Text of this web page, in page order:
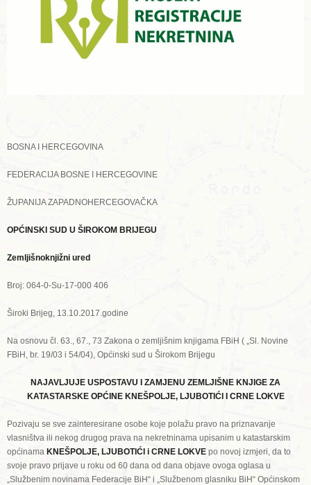
BOSNA I HERCEGOVINA
FEDERACIJA BOSNE I HERCEGOVINE
ŽUPANIJA ZAPADNOHERCEGOVAČKA
OPĆINSKI SUD U ŠIROKOM BRIJEGU
Zemljišnoknjižni ured
Broj: 064-0-Su-17-000 406
Široki Brijeg, 13.10.2017.godine
Na osnovu čl. 63., 67., 73 Zakona o zemljišnim knjigama FBiH ( „Sl. Novine
FBiH, br. 19/03 i 54/04), Općinski sud u Širokom Brijegu
NAJAVLJUJE USPOSTAVU I ZAMJENU ZEMLJIŠNE KNJIGE ZA
KATASTARSKE OPĆINE KNEŠPOLJE, LJUBOTIĆI I CRNE LOKVE
Pozivaju se sve zainteresirane osobe koje polažu pravo na priznavanje
vlasništva ili nekog drugog prava na nekretninama upisanim u katastarskim
općinama KNEŠPOLJE, LJUBOTIĆI i CRNE LOKVE po novoj izmjeri, da to
svoje pravo prijave u roku od 60 dana od dana objave ovoga oglasa u
„Službenim novinama Federacije BiH“ i „Službenom glasniku BiH“ Općinskom